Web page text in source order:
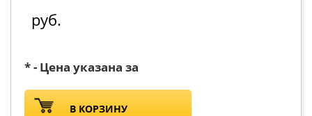
руб.
* - Цена указана за
В КОРЗИНУ